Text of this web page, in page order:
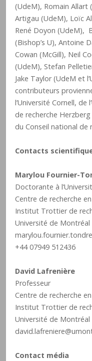
(UdeM), Romain Allart
Artigau (UdeM), Loïc
René Doyon (UdeM),
(Bishop’s U), Antoine
Cowan (McGill), Neil
(UdeM), Stefan
Jake Taylor (UdeM et
contributeurs
l’Université Cornell, de
de recherche
du Conseil national de
Contacts
Marylou Fournier-
Doctorante à
Centre de recherche
Institut Trottier de
Université de Montréal
+44 07949 512436
David Lafrenière
Professeur
Centre de recherche
Institut Trottier de
Université de Montréal
Contact média